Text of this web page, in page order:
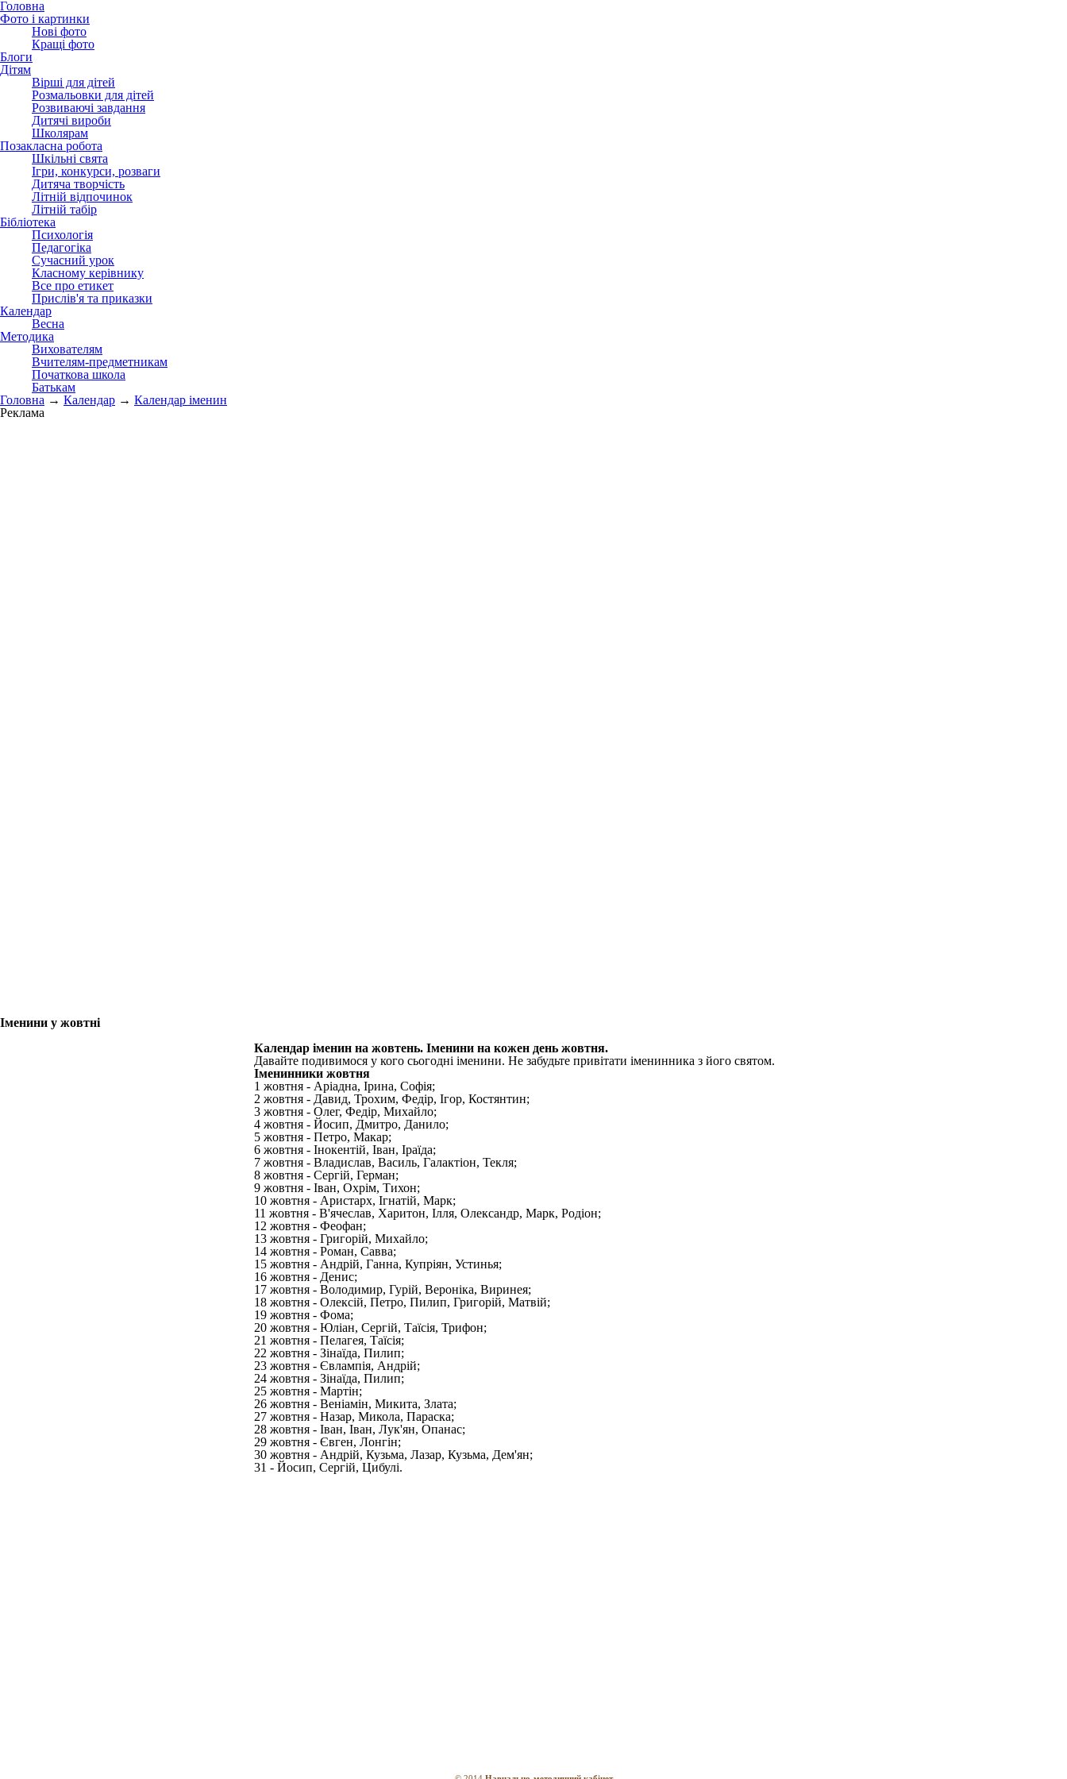
Головна
Фото і картинки
Нові фото
Кращі фото
Блоги
Дітям
Вірші для дітей
Розмальовки для дітей
Розвиваючі завдання
Дитячі вироби
Школярам
Позакласна робота
Шкільні свята
Ігри, конкурси, розваги
Дитяча творчість
Літній відпочинок
Літній табір
Бібліотека
Психологія
Педагогіка
Сучасний урок
Класному керівнику
Все про етикет
Прислів'я та приказки
Календар
Весна
Методика
Вихователям
Вчителям-предметникам
Початкова школа
Батькам
Головна → Календар → Календар іменин
Реклама
Іменини у жовтні
Календар іменин на жовтень. Іменини на кожен день жовтня.
Давайте подивимося у кого сьогодні іменини. Не забудьте привітати іменинника з його святом.
Іменинники жовтня
1 жовтня - Аріадна, Ірина, Софія;
2 жовтня - Давид, Трохим, Федір, Ігор, Костянтин;
3 жовтня - Олег, Федір, Михайло;
4 жовтня - Йосип, Дмитро, Данило;
5 жовтня - Петро, Макар;
6 жовтня - Інокентій, Іван, Іраїда;
7 жовтня - Владислав, Василь, Галактіон, Текля;
8 жовтня - Сергій, Герман;
9 жовтня - Іван, Охрім, Тихон;
10 жовтня - Аристарх, Ігнатій, Марк;
11 жовтня - В'ячеслав, Харитон, Ілля, Олександр, Марк, Родіон;
12 жовтня - Феофан;
13 жовтня - Григорій, Михайло;
14 жовтня - Роман, Савва;
15 жовтня - Андрій, Ганна, Купріян, Устинья;
16 жовтня - Денис;
17 жовтня - Володимир, Гурій, Вероніка, Виринея;
18 жовтня - Олексій, Петро, Пилип, Григорій, Матвій;
19 жовтня - Фома;
20 жовтня - Юліан, Сергій, Таїсія, Трифон;
21 жовтня - Пелагея, Таїсія;
22 жовтня - Зінаїда, Пилип;
23 жовтня - Євлампія, Андрій;
24 жовтня - Зінаїда, Пилип;
25 жовтня - Мартін;
26 жовтня - Веніамін, Микита, Злата;
27 жовтня - Назар, Микола, Параска;
28 жовтня - Іван, Іван, Лук'ян, Опанас;
29 жовтня - Євген, Лонгін;
30 жовтня - Андрій, Кузьма, Лазар, Кузьма, Дем'ян;
31 - Йосип, Сергій, Цибулі.